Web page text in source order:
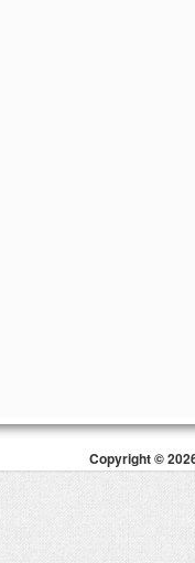
Copyright ©